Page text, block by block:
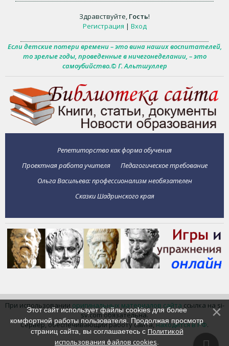
Здравствуйте, Гость!
Регистрация | Вход
Если детские потери времени – это вина наших воспитателей,
то зрелые годы, проведенные в ничегонеделании, – это
самоубийство.© Г. Альтшуллер
Репетиторство как форма обучения
Проектная работа учителя
Педагогическое требование
Ольга Васильева: профессионализм необязателен
Сказки Шадринского края
При использовании оригинальных материалов сайта ссылка на si-
sv.com обязательна.
Сервер, обеспечивающий работу сайта,находится в РФ.
Этот сайт использует файлы cookies для более
комфортной работы пользователя. Продолжая просмотр
страниц сайта, вы соглашаетесь с Политикой
использования файлов cookies